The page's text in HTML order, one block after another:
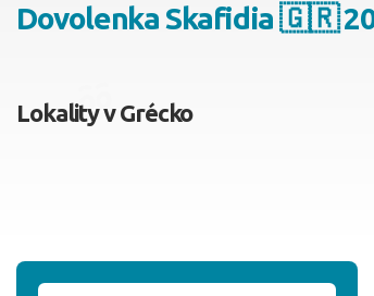
Dovolenka Skafidia 🇬🇷
Lokality v Grécko